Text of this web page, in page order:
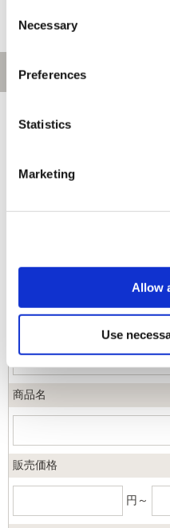
Selection
Necessary
Preferences
Statistics
Marketing
Allow
Use
カテゴリ
ジャンル
商品名
販売価格
円～